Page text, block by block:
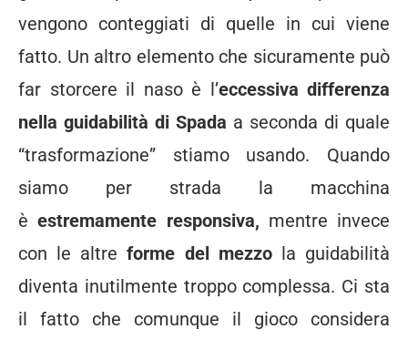
vengono conteggiati di quelle in cui viene
fatto. Un altro elemento che sicuramente può
far storcere il naso è l’eccessiva differenza
nella guidabilità di Spada a seconda di quale
“trasformazione” stiamo usando. Quando
siamo per strada la macchina
èestremamente responsiva, mentre invece
con le altreforme del mezzo la guidabilità
diventa inutilmente troppo complessa. Ci sta
il fatto che comunque il gioco considera